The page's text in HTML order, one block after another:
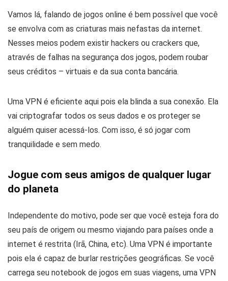
Vamos lá, falando de jogos online é bem possível que você
se envolva com as criaturas mais nefastas da internet.
Nesses meios podem existir hackers ou crackers que,
através de falhas na segurança dos jogos, podem roubar
seus créditos – virtuais e da sua conta bancária.
Uma VPN é eficiente aqui pois ela blinda a sua conexão. Ela
vai criptografar todos os seus dados e os proteger se
alguém quiser acessá-los. Com isso, é só jogar com
tranquilidade e sem medo.
Jogue com seus amigos de qualquer lugar
do planeta
Independente do motivo, pode ser que você esteja fora do
seu país de origem ou mesmo viajando para países onde a
internet é restrita (Irã, China, etc). Uma VPN é importante
pois ela é capaz de burlar restrições geográficas. Se você
carrega seu notebook de jogos em suas viagens, uma VPN